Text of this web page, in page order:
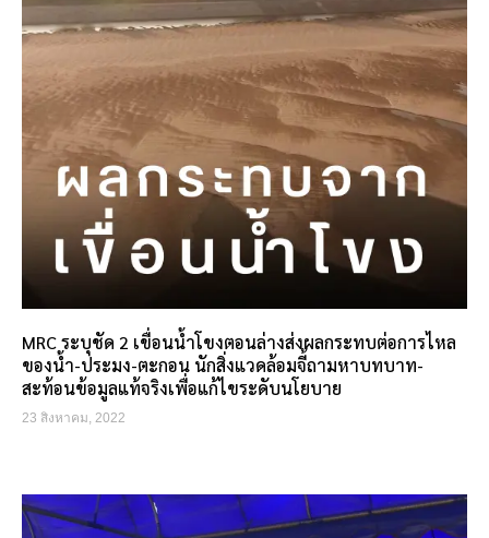
MRC ระบุชัด 2 เขื่อนน้ำโขงตอนล่างส่งผลกระทบต่อการไหล
ของน้ำ-ประมง-ตะกอน นักสิ่งแวดล้อมจี้ถามหาบทบาท-
สะท้อนข้อมูลแท้จริงเพื่อแก้ไขระดับนโยบาย
23 สิงหาคม, 2022